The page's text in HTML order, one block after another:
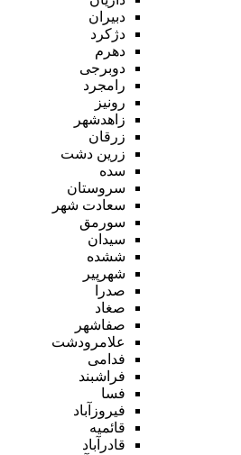
دبیران
دژکرد
دهرم
دوبرجی
رامجرد
رونیز
زاهدشهر
زرقان
زرین دشت
سده
سروستان
سعادت شهر
سورمق
سیدان
ششده
شهرپیر
صدرا
صغاد
صفاشهر
علامرودشت
فدامی
فراشبند
فسا
فیروزآباد
قائمیه
قادرآباد